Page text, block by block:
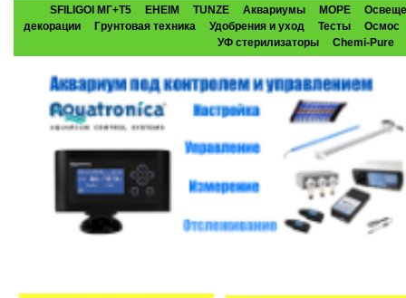
SFILIGOI МГ+Т5 EHEIM TUNZE Аквариумы МОРЕ
декорации
Грунтовая техника Удобрения и уход Тесты
Осмос
УФ стерилизаторы
Chemi-Pure